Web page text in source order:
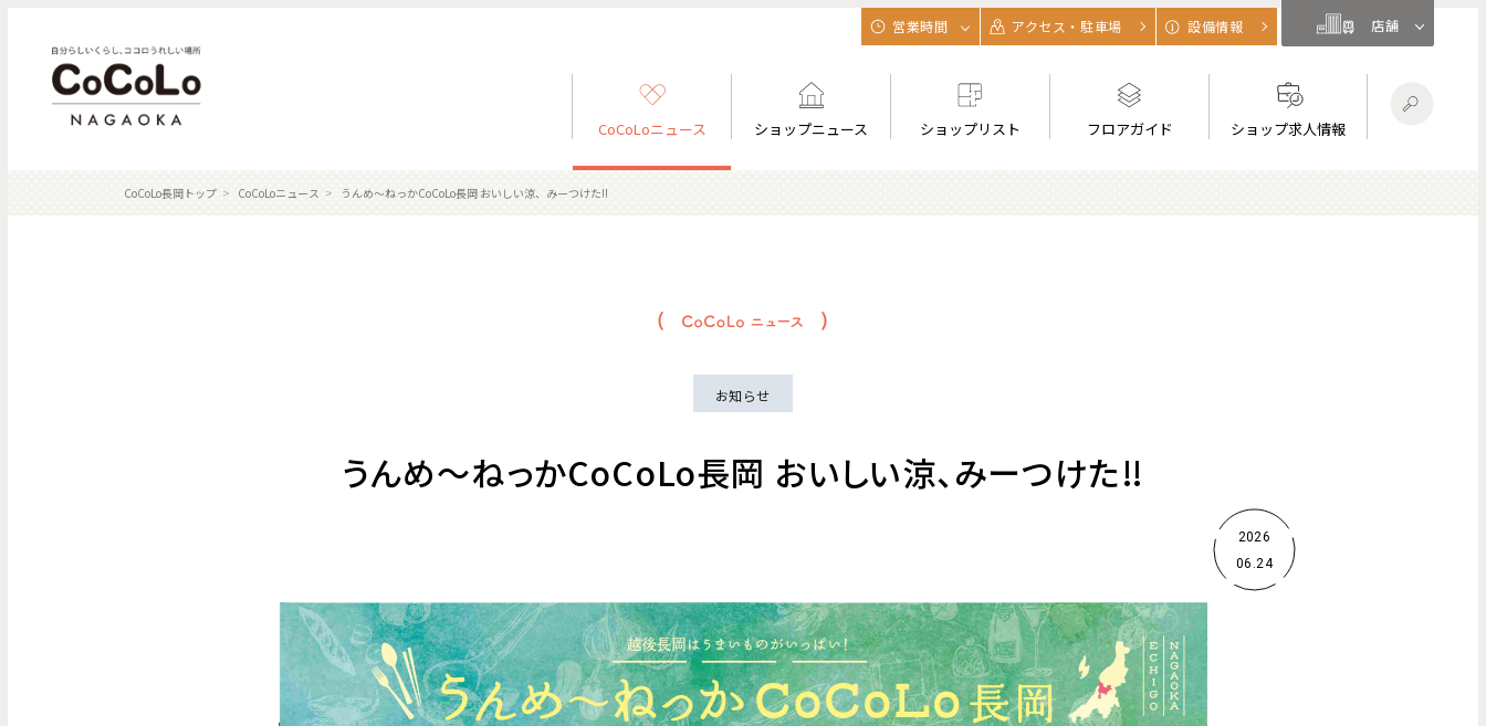
CoCoLoニュース ショップニュース ショップリスト フロアガイド ショップ求人情報
営業時間 アクセス・駐車場 設備情報 店舗
CoCoLo長岡トップ CoCoLoニュース うんめ～ねっかCoCoLo長岡 おいしい涼、みーつけた‼
お知らせ
うんめ～ねっかCoCoLo長岡 おいしい涼、みーつけた‼
2026
06.24